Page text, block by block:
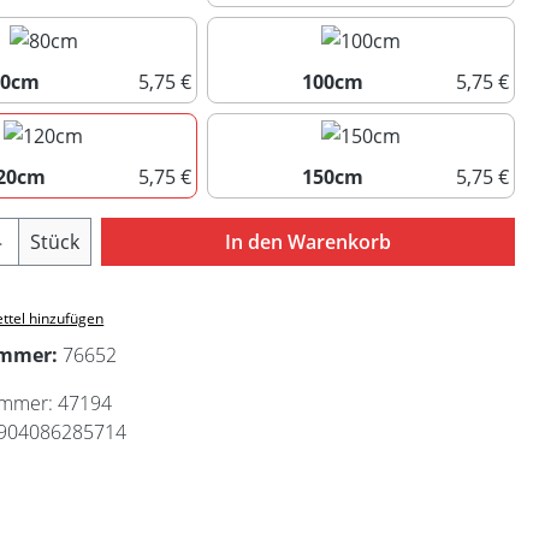
60cm
5,75 €
80cm
100cm
5,75 €
100cm
5,75 €
120cm
150cm
5,75 €
150cm
Anzahl: Gib den gewünschten Wert ein
Stück In den Warenkorb
hinzufügen
76652
47194